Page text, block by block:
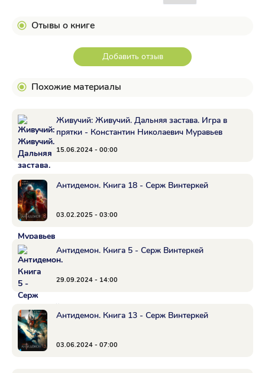
Отывы о книге
Добавить отзыв
Похожие материалы
Живучий: Живучий. Дальняя застава. Игра в
прятки - Константин Николаевич Муравьев
15.06.2024 - 00:00
Антидемон. Книга 18 - Серж Винтеркей
03.02.2025 - 03:00
Антидемон. Книга 5 - Серж Винтеркей
29.09.2024 - 14:00
Антидемон. Книга 13 - Серж Винтеркей
03.06.2024 - 07:00